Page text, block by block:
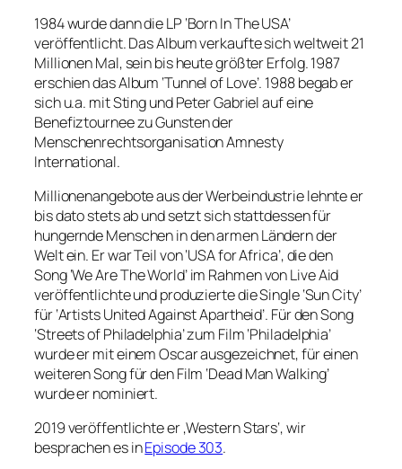
1984 wurde dann die LP ‘Born In The USA’
veröffentlicht. Das Album verkaufte sich weltweit 21
Millionen Mal, sein bis heute größter Erfolg. 1987
erschien das Album ‘Tunnel of Love’. 1988 begab er
sich u.a. mit Sting und Peter Gabriel auf eine
Benefiztournee zu Gunsten der
Menschenrechtsorganisation Amnesty
International.
Millionenangebote aus der Werbeindustrie lehnte er
bis dato stets ab und setzt sich stattdessen für
hungernde Menschen in den armen Ländern der
Welt ein. Er war Teil von ‘USA for Africa’, die den
Song ‘We Are The World’ im Rahmen von Live Aid
veröffentlichte und produzierte die Single ‘Sun City’
für ‘Artists United Against Apartheid’. Für den Song
‘Streets of Philadelphia’ zum Film ‘Philadelphia’
wurde er mit einem Oscar ausgezeichnet, für einen
weiteren Song für den Film ‘Dead Man Walking’
wurde er nominiert.
2019 veröffentlichte er ‚Western Stars‘, wir
besprachen es inEpisode 303.